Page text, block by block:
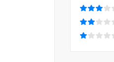
이 책은 위에서
미래 가치와 가격